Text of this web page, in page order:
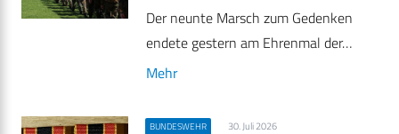
Der neunte Marsch zum Gedenken
endete gestern am Ehrenmal der…
Mehr
BUNDESWEHR 30. Juli 2026